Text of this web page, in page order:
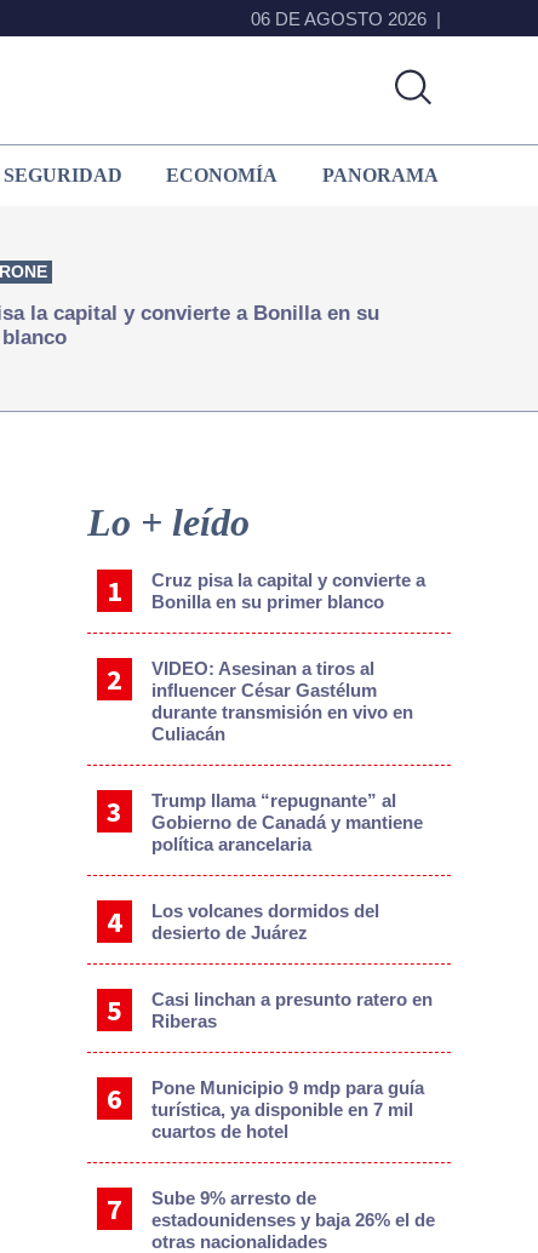
06 DE AGOSTO 2026
SEGURIDAD ECONOMÍA PANORAMA
la capital y convierte a Bonilla en su
Sidebar
Lo + leído
Cruz pisa la capital y convierte a
Bonilla en su primer blanco
VIDEO: Asesinan a tiros al
influencer César Gastélum
durante transmisión en vivo en
Culiacán
Trump llama “repugnante” al
Gobierno de Canadá y mantiene
política arancelaria
Los volcanes dormidos del
desierto de Juárez
Casi linchan a presunto ratero en
Riberas
Pone Municipio 9 mdp para guía
turística, ya disponible en 7 mil
cuartos de hotel
Sube 9% arresto de
estadounidenses y baja 26% el de
otras nacionalidades